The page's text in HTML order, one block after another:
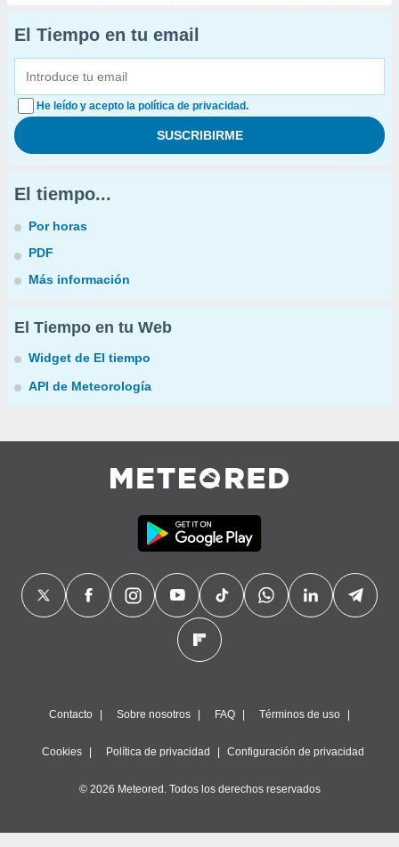
El Tiempo en tu email
He leído y acepto la política de privacidad.
El tiempo...
Por horas
PDF
Más información
El Tiempo en tu Web
Widget de El tiempo
API de Meteorología
Contacto Sobre nosotros FAQ Términos de uso
Cookies Política de privacidad Configuración de privacidad
© 2026 Meteored. Todos los derechos reservados